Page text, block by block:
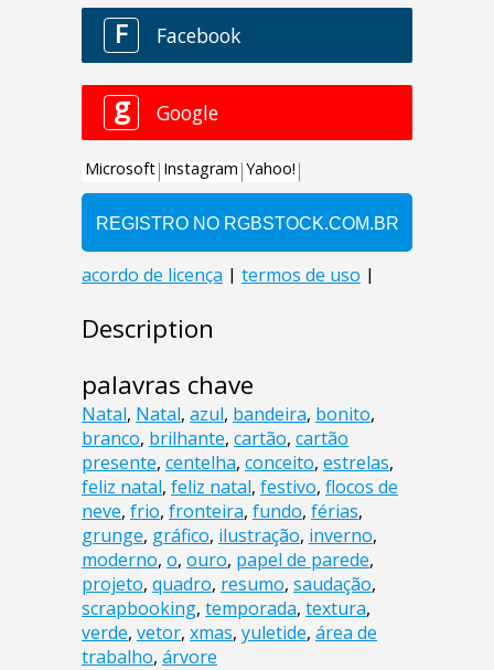
Description
palavras chave
Natal, Natal, azul, bandeira, bonito,
branco, brilhante, cartão, cartão
presente, centelha, conceito, estrelas,
feliz natal, feliz natal, festivo, flocos de
neve, frio, fronteira, fundo, férias,
grunge, gráfico, ilustração, inverno,
moderno, o, ouro, papel de parede,
projeto, quadro, resumo, saudação,
scrapbooking, temporada, textura,
verde, vetor, xmas, yuletide, área de
trabalho, árvore